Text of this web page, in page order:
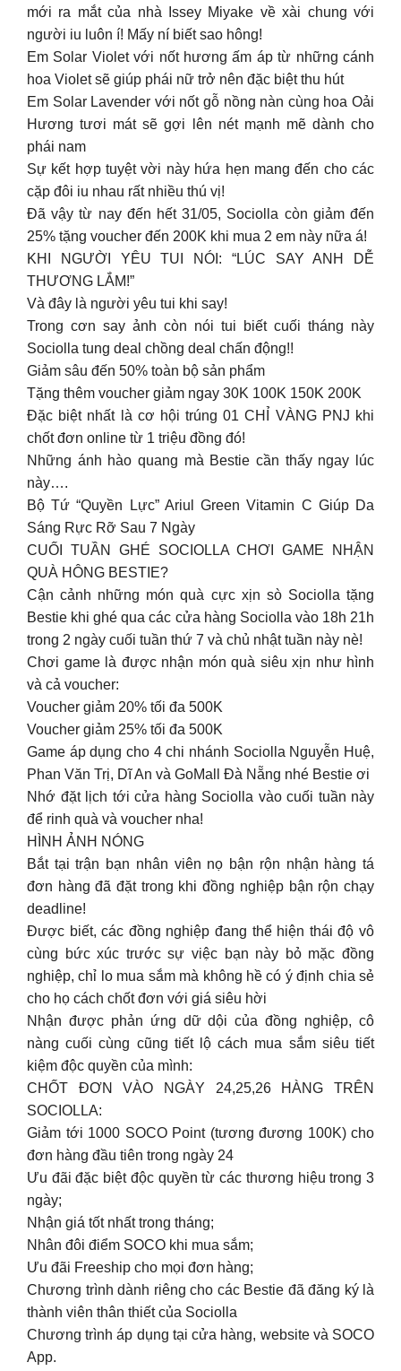
mới ra mắt của nhà Issey Miyake về xài chung với
người iu luôn í! Mấy ní biết sao hông!
Em Solar Violet với nốt hương ấm áp từ những cánh
hoa Violet sẽ giúp phái nữ trở nên đặc biệt thu hút
Em Solar Lavender với nốt gỗ nồng nàn cùng hoa Oải
Hương tươi mát sẽ gợi lên nét mạnh mẽ dành cho
phái nam
Sự kết hợp tuyệt vời này hứa hẹn mang đến cho các
cặp đôi iu nhau rất nhiều thú vị!
Đã vậy từ nay đến hết 31/05, Sociolla còn giảm đến
25% tặng voucher đến 200K khi mua 2 em này nữa á!
KHI NGƯỜI YÊU TUI NÓI: “LÚC SAY ANH DỄ
THƯƠNG LẮM!”
Và đây là người yêu tui khi say!
Trong cơn say ảnh còn nói tui biết cuối tháng này
Sociolla tung deal chồng deal chấn động!!
Giảm sâu đến 50% toàn bộ sản phẩm
Tặng thêm voucher giảm ngay 30K 100K 150K 200K
Đặc biệt nhất là cơ hội trúng 01 CHỈ VÀNG PNJ khi
chốt đơn online từ 1 triệu đồng đó!
Những ánh hào quang mà Bestie cần thấy ngay lúc
này….
Bộ Tứ “Quyền Lực” Ariul Green Vitamin C Giúp Da
Sáng Rực Rỡ Sau 7 Ngày
CUỐI TUẦN GHÉ SOCIOLLA CHƠI GAME NHẬN
QUÀ HÔNG BESTIE?
Cận cảnh những món quà cực xịn sò Sociolla tặng
Bestie khi ghé qua các cửa hàng Sociolla vào 18h 21h
trong 2 ngày cuối tuần thứ 7 và chủ nhật tuần này nè!
Chơi game là được nhận món quà siêu xịn như hình
và cả voucher:
Voucher giảm 20% tối đa 500K
Voucher giảm 25% tối đa 500K
Game áp dụng cho 4 chi nhánh Sociolla Nguyễn Huệ,
Phan Văn Trị, Dĩ An và GoMall Đà Nẵng nhé Bestie ơi
Nhớ đặt lịch tới cửa hàng Sociolla vào cuối tuần này
để rinh quà và voucher nha!
HÌNH ẢNH NÓNG
Bắt tại trận bạn nhân viên nọ bận rộn nhận hàng tá
đơn hàng đã đặt trong khi đồng nghiệp bận rộn chạy
deadline!
Được biết, các đồng nghiệp đang thể hiện thái độ vô
cùng bức xúc trước sự việc bạn này bỏ mặc đồng
nghiệp, chỉ lo mua sắm mà không hề có ý định chia sẻ
cho họ cách chốt đơn với giá siêu hời
Nhận được phản ứng dữ dội của đồng nghiệp, cô
nàng cuối cùng cũng tiết lộ cách mua sắm siêu tiết
kiệm độc quyền của mình:
CHỐT ĐƠN VÀO NGÀY 24,25,26 HÀNG TRÊN
SOCIOLLA:
Giảm tới 1000 SOCO Point (tương đương 100K) cho
đơn hàng đầu tiên trong ngày 24
Ưu đãi đặc biệt độc quyền từ các thương hiệu trong 3
ngày;
Nhận giá tốt nhất trong tháng;
Nhân đôi điểm SOCO khi mua sắm;
Ưu đãi Freeship cho mọi đơn hàng;
Chương trình dành riêng cho các Bestie đã đăng ký là
thành viên thân thiết của Sociolla
Chương trình áp dụng tại cửa hàng, website và SOCO
App.